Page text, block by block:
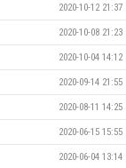
2020-10-12 21:37
2020-10-08 21:23
2020-10-04 14:12
2020-09-14 21:55
2020-08-11 14:25
2020-06-15 15:55
2020-06-04 13:14